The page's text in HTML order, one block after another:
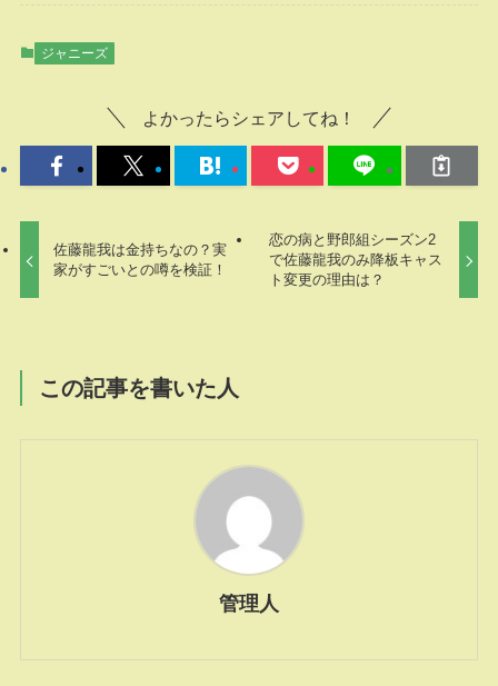
ジャニーズ
よかったらシェアしてね！
佐藤龍我は金持ちなの？実
家がすごいとの噂を検証！
恋の病と野郎組シーズン2
で佐藤龍我のみ降板キャス
ト変更の理由は？
この記事を書いた人
管理人